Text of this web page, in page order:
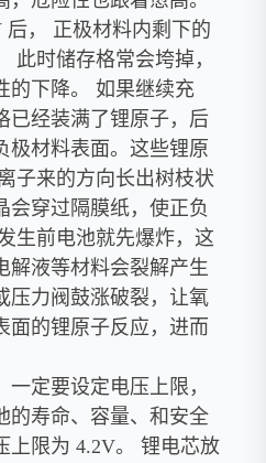
， 正极材料内剩下的
此时储存格常会垮掉，
的下降。 如果继续充
已经装满了锂原子，后
极材料表面。这些锂原
子来的方向长出树枝状
会穿过隔膜纸，使正负
生前电池就先爆炸，这
解液等材料会裂解产生
压力阀鼓涨破裂，让氧
面的锂原子反应，进而
定要设定电压上限，
的寿命、容量、和安全
上限为 4.2V。 锂电芯放